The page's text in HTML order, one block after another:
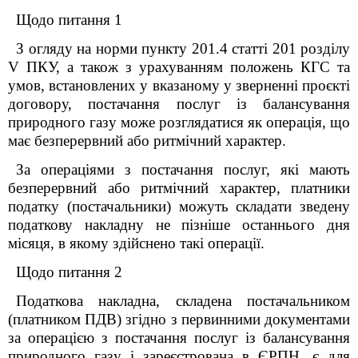
Щодо питання 1
З огляду на норми пункту 201.4 статті 201 розділу
V ПКУ, а також з урахуванням положень КГС та
умов, встановлених у вказаному у зверненні проєкті
договору, постачання послуг із балансування
природного газу може розглядатися як операція, що
має безперервний або ритмічний характер.
За операціями з постачання послуг, які мають
безперервний або ритмічний характер, платники
податку (постачальники) можуть складати зведену
податкову накладну не пізніше останнього дня
місяця, в якому здійснено такі операції.
Щодо питання 2
Податкова накладна, складена постачальником
(платником ПДВ) згідно з первинними документами
за операцією з постачання послуг із балансування